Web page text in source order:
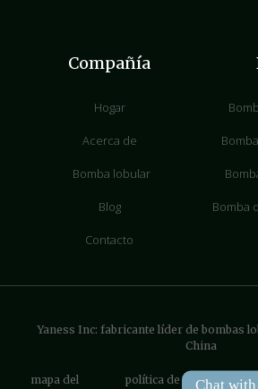
Compañía
Hogar
Acerca de
Bomba lobular
Blog
Contacto
Bomba
Yaness Inc: fabricante líder de bombas
China
mapa del política de Chat